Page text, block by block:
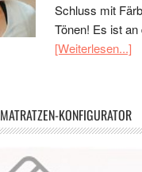
Schluss mit
Tönen! Es ist
[Weiterlesen...]
MATRATZEN-KONFIGURATOR